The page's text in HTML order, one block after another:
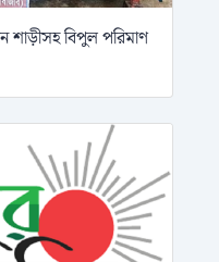
শাড়ীসহ বিপুল পরিমাণ